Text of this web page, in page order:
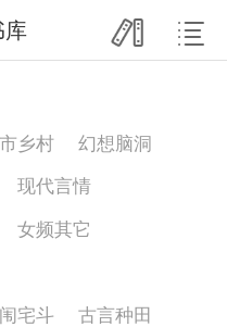
库
乡村
幻想脑洞
现代言情
女频其它
宅斗
古言种田